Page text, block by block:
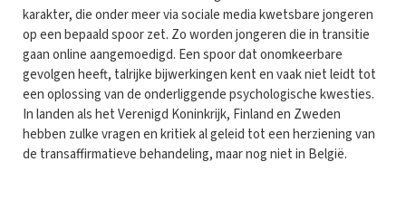
karakter, die onder meer via sociale media kwetsbare jongeren
op een bepaald spoor zet. Zo worden jongeren die in transitie
gaan online aangemoedigd. Een spoor dat onomkeerbare
gevolgen heeft, talrijke bijwerkingen kent en vaak niet leidt tot
een oplossing van de onderliggende psychologische kwesties.
In landen als het Verenigd Koninkrijk, Finland en Zweden
hebben zulke vragen en kritiek al geleid tot een herziening van
de transaffirmatieve behandeling, maar nog niet in België.